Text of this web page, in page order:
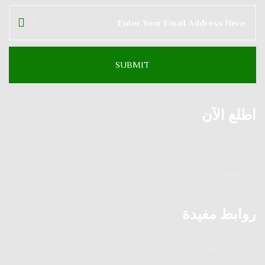
اطلع الآن
روابط مفيدة